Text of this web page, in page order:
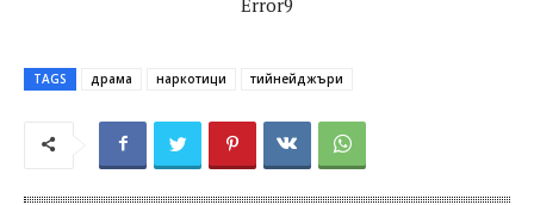
Error9
TAGS драма наркотици тийнейджъри